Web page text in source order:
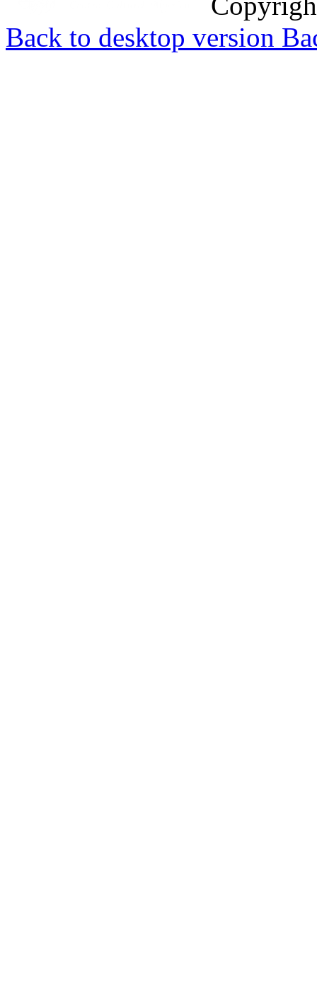
Back to desktop version